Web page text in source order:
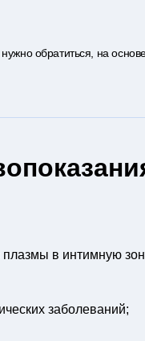
обратиться, на
в интимную
заболеваний;